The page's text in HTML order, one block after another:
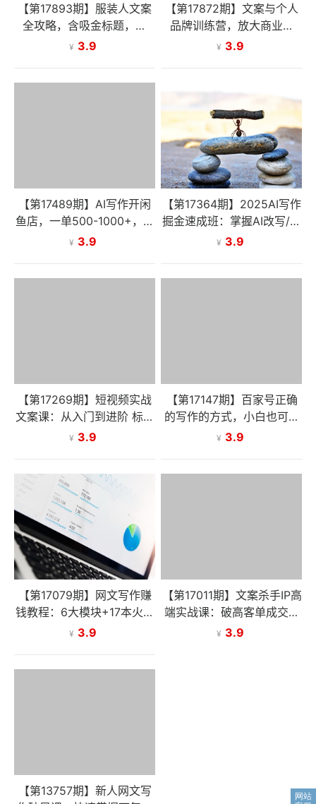
【第17893期】服装人文案
全攻略，含吸金标题，生
活、专业圈写作实操，让朋
¥ 3.9
【第17872期】文案与个人
品牌训练营，放大商业价
值，搭配美学营销思维，助
¥ 3.9
【第17489期】AI写作开闲
鱼店，一单500-1000+，暴
利风口项目，永不失业副业
¥ 3.9
【第17364期】2025AI写作
掘金速成班：掌握AI改写/仿
写等核心技能，实现单篇文
¥ 3.9
【第17269期】短视频实战
文案课：从入门到进阶 标题
创作+脚本撰写+文案优化三
¥ 3.9
【第17147期】百家号正确
的写作的方式，小白也可以
轻松写出原创文章，新手也
¥ 3.9
【第17079期】网文写作赚
钱教程：6大模块+17本火书
+98个真实例子 从入门到精
¥ 3.9
【第17011期】文案杀手IP高
端实战课：破高客单成交壁
垒，引爆IP商业价值增长
¥ 3.9
【第13757期】新人网文写